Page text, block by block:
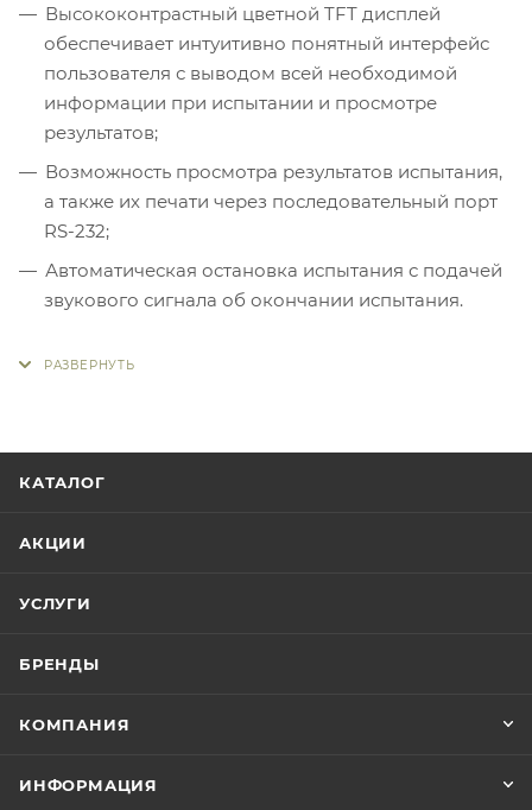
Высококонтрастный цветной TFT дисплей
обеспечивает интуитивно понятный интерфейс
пользователя с выводом всей необходимой
информации при испытании и просмотре
результатов;
Возможность просмотра результатов испытания,
а также их печати через последовательный порт
RS-232;
Автоматическая остановка испытания с подачей
звукового сигнала об окончании испытания.
КАТАЛОГ
АКЦИИ
УСЛУГИ
БРЕНДЫ
КОМПАНИЯ
ИНФОРМАЦИЯ